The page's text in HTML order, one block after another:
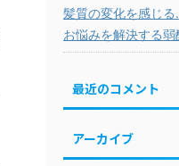
髪質の変化を感じ
お悩みを解決する
最近のコメント
アーカイブ